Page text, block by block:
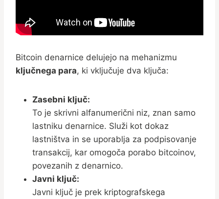
Bitcoin denarnice delujejo na mehanizmu
ključnega para, ki vključuje dva ključa:
Zasebni ključ:
To je skrivni alfanumerični niz, znan samo
lastniku denarnice. Služi kot dokaz
lastništva in se uporablja za podpisovanje
transakcij, kar omogoča porabo bitcoinov,
povezanih z denarnico.
Javni ključ:
Javni ključ je prek kriptografskega